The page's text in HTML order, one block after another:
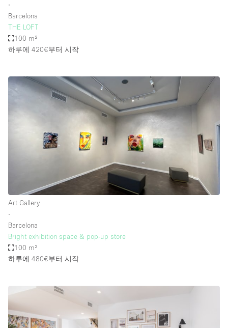
∙
Barcelona
THE LOFT
100 m²
하루에 420€부터 시작
Art Gallery
∙
Barcelona
Bright exhibition space & pop-up store
100 m²
하루에 480€부터 시작